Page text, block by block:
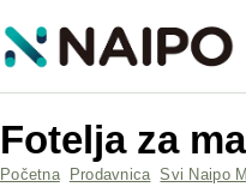
Fotelja za
Početna Prodavnica Svi Naipo